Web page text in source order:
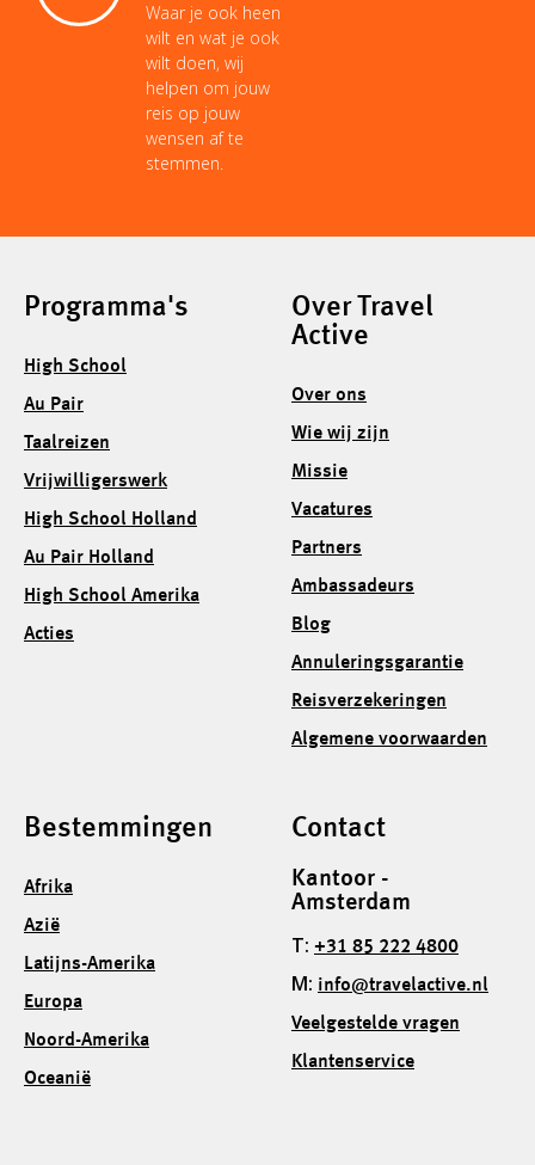
Waar je ook heen
wilt en wat je ook
wilt doen, wij
helpen om jouw
reis op jouw
wensen af te
stemmen.
Programma's
High School
Au Pair
Taalreizen
Vrijwilligerswerk
High School Holland
Au Pair Holland
High School Amerika
Acties
Over Travel
Active
Over ons
Wie wij zijn
Missie
Vacatures
Partners
Ambassadeurs
Blog
Annuleringsgarantie
Reisverzekeringen
Algemene voorwaarden
Bestemmingen
Afrika
Azië
Latijns-Amerika
Europa
Noord-Amerika
Oceanië
Contact
Kantoor -
Amsterdam
T: +31 85 222 4800
M: info@travelactive.nl
Veelgestelde vragen
Klantenservice